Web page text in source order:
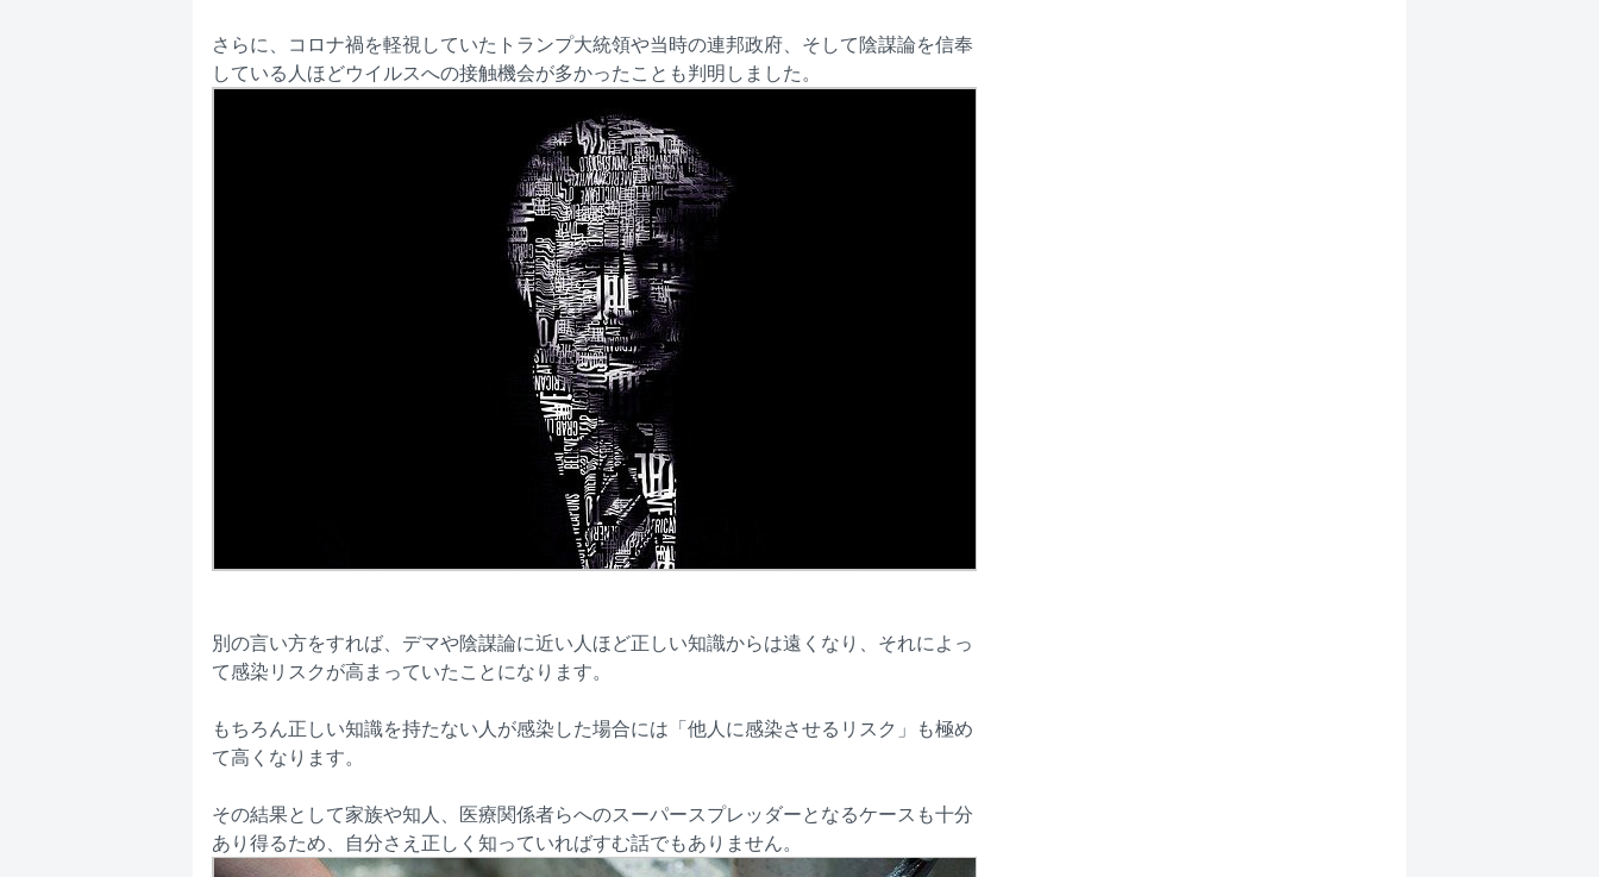
さらに、コロナ禍を軽視していたトランプ大統領や当時の連邦政府、そして陰謀論を信奉
している人ほどウイルスへの接触機会が多かったことも判明しました。
別の言い方をすれば、デマや陰謀論に近い人ほど正しい知識からは遠くなり、それによっ
て感染リスクが高まっていたことになります。
もちろん正しい知識を持たない人が感染した場合には「他人に感染させるリスク」も極め
て高くなります。
その結果として家族や知人、医療関係者らへのスーパースプレッダーとなるケースも十分
あり得るため、自分さえ正しく知っていればすむ話でもありません。